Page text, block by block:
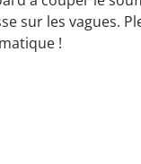
sur les vagues.
!